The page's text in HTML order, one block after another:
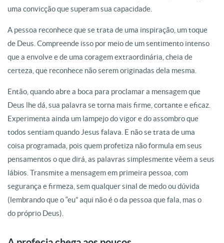
uma convicção que superam sua capacidade.
A pessoa reconhece que se trata de uma inspiração, um toque
de Deus. Compreende isso por meio de um sentimento intenso
que a envolve e de uma coragem extraordinária, cheia de
certeza, que reconhece não serem originadas dela mesma.
Então, quando abre a boca para proclamar a mensagem que
Deus lhe dá, sua palavra se torna mais firme, cortante e eficaz.
Experimenta ainda um lampejo do vigor e do assombro que
todos sentiam quando Jesus falava. E não se trata de uma
coisa programada, pois quem profetiza não formula em seus
pensamentos o que dirá, as palavras simplesmente vêem a seus
lábios. Transmite a mensagem em primeira pessoa, com
segurança e firmeza, sem qualquer sinal de medo ou dúvida
(lembrando que o “eu” aqui não é o da pessoa que fala, mas o
do próprio Deus).